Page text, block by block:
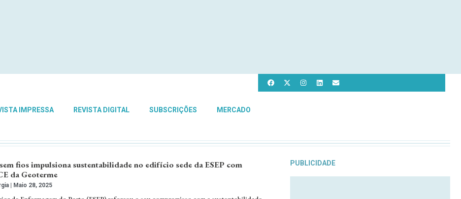
IMPRESSA REVISTA DIGITAL SUBSCRIÇÕES MERCADO
fios impulsiona sustentabilidade no edifício sede da ESEP com
da Geoterme
Maio 28, 2025
PUBLICIDADE